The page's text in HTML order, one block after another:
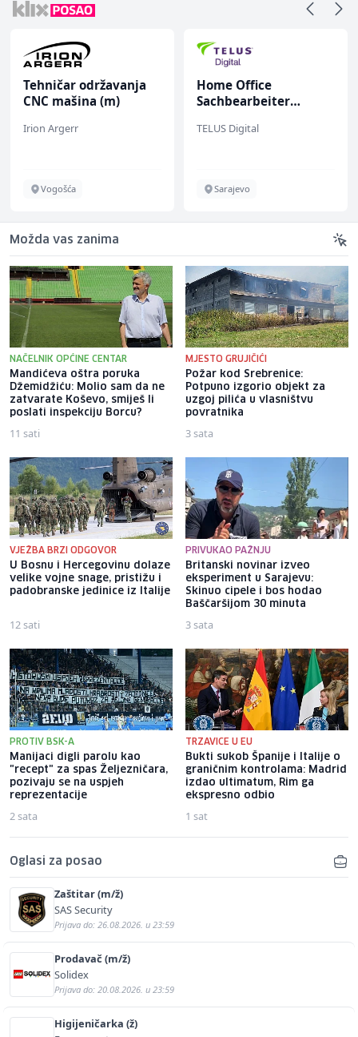
Tehničar održavanja
CNC mašina (m)
Irion Argerr
Vogošća
Home Office
Sachbearbeiter
bekannten deutschen
TELUS Digital
Sarajevo
Možda vas zanima
NAČELNIK OPĆINE CENTAR
Mandićeva oštra poruka
Džemidžiću: Molio sam da ne
zatvarate Koševo, smiješ li
poslati inspekciju Borcu?
11 sati
MJESTO GRUJIČIĆI
Požar kod Srebrenice:
Potpuno izgorio objekt za
uzgoj pilića u vlasništvu
povratnika
3 sata
VJEŽBA BRZI ODGOVOR
U Bosnu i Hercegovinu dolaze
velike vojne snage, pristižu i
padobranske jedinice iz Italije
12 sati
PRIVUKAO PAŽNJU
Britanski novinar izveo
eksperiment u Sarajevu:
Skinuo cipele i bos hodao
Baščaršijom 30 minuta
3 sata
PROTIV BSK-A
Manijaci digli parolu kao
"recept" za spas Željezničara,
pozivaju se na uspjeh
reprezentacije
2 sata
TRZAVICE U EU
Bukti sukob Španije i Italije o
graničnim kontrolama: Madrid
izdao ultimatum, Rim ga
ekspresno odbio
1 sat
Oglasi za posao
Zaštitar (m/ž)
SAS Security
Prijava do: 26.08.2026. u 23:59
Prodavač (m/ž)
Solidex
Prijava do: 20.08.2026. u 23:59
Higijeničarka (ž)